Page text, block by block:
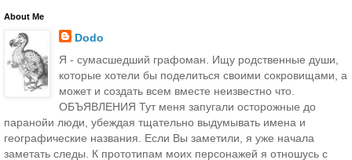
About Me
Dodo
Я - сумасшедший графоман. Ищу родственные души,
которые хотели бы поделиться своими сокровищами, а
может и создать всем вместе неизвестно что.
ОБЪЯВЛЕНИЯ Тут меня запугали осторожные до
паранойи люди, убеждая тщательно выдумывать имена и
географические названия. Если Вы заметили, я уже начала
заметать следы. К прототипам моих персонажей я отношусь с